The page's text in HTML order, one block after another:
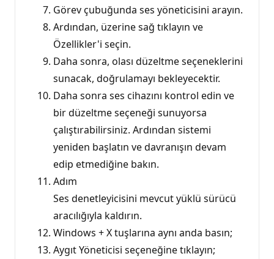
Görev çubuğunda ses yöneticisini arayın.
Ardından, üzerine sağ tıklayın ve
Özellikler'i seçin.
Daha sonra, olası düzeltme seçeneklerini
sunacak, doğrulamayı bekleyecektir.
Daha sonra ses cihazını kontrol edin ve
bir düzeltme seçeneği sunuyorsa
çalıştırabilirsiniz. Ardından sistemi
yeniden başlatın ve davranışın devam
edip etmediğine bakın.
Adım
Ses denetleyicisini mevcut yüklü sürücü
aracılığıyla kaldırın.
Windows + X tuşlarına aynı anda basın;
Aygıt Yöneticisi seçeneğine tıklayın;